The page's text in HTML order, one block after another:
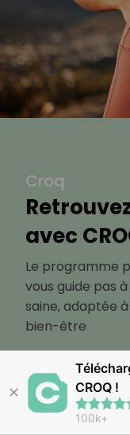
Croq
avec
Le programme
vous guide pas
saine, adaptée
bien-être
Découvrir
✕
CROQ !
100k+